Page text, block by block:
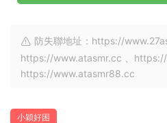
防失聯地址：https://
https://www.atasmr.cc 、https://
https://www.atasmr88.cc
小穎好困